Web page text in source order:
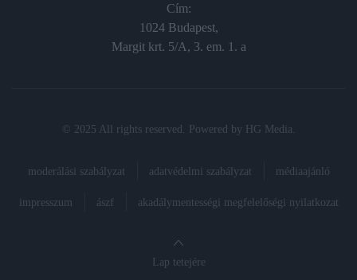
Cím:
1024 Budapest,
Margit krt. 5/A, 3. em. 1. a
© 2025 All rights reserved. Powered by HG Media
moderálási szabályzat adatvédelmi szabályzat médiaajánló
impresszum ászf akadálymentességi megfelelőségi nyilatkozat
Lap tetejére